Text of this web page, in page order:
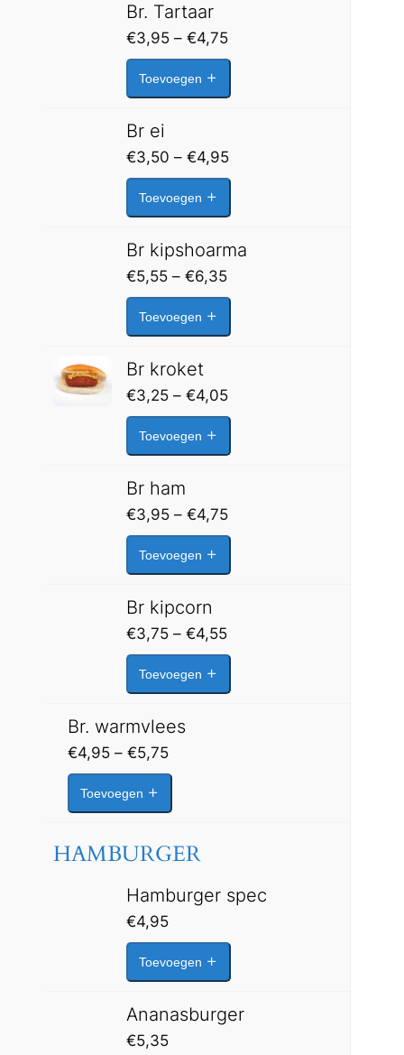
Br. Tartaar
€3,95 – €4,75Prijsklasse:
€3,95
Toevoegen
Br ei
€3,50 – €4,95Prijsklasse:
€3,50
Toevoegen
Br kipshoarma
€5,55 – €6,35Prijsklasse:
€5,55
Toevoegen
Br kroket
€3,25 – €4,05Prijsklasse:
€3,25
Toevoegen
Br ham
€3,95 – €4,75Prijsklasse:
€3,95
Toevoegen
Br kipcorn
€3,75 – €4,55Prijsklasse:
€3,75
Toevoegen
Br. warmvlees
€4,95 – €5,75Prijsklasse:
€4,95
Toevoegen
HAMBURGER
Hamburger spec
€4,95
Toevoegen
Ananasburger
€5,35